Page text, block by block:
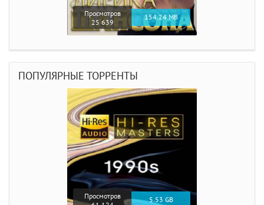
Просмотров
25 639
154.24 MB
ПОПУЛЯРНЫЕ ТОРРЕНТЫ
Просмотров
5.53 GB